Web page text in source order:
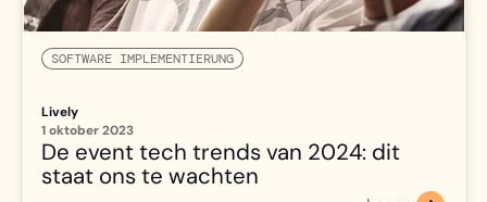
SOFTWARE IMPLEMENTIERUNG
Lively
1 oktober 2023
De event tech trends van 2024: dit
staat ons te wachten